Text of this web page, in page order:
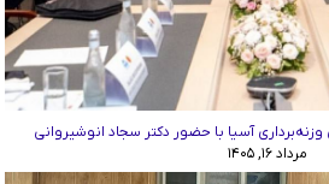
آسیا با حضور دکتر سجاد انوشیروانی
مرداد ۱۶, ۱۴۰۵